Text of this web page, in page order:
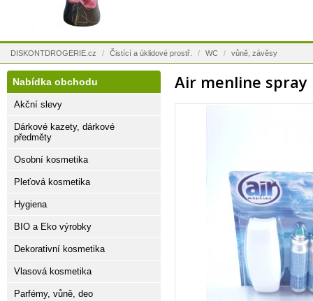
DISKONTDROGERIE.cz / Čistící a úklidové prostř. / WC / vůně, závěsy
Air menline spray
Nabídka obchodu
Akční slevy
Dárkové kazety, dárkové
předměty
Osobní kosmetika
Pleťová kosmetika
Hygiena
BIO a Eko výrobky
Dekorativní kosmetika
Vlasová kosmetika
Parfémy, vůně, deo